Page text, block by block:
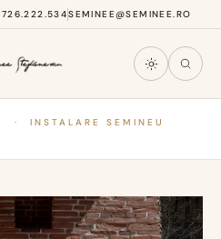
SEMINEE@SEMINEE.RO
·
INSTALARE SEMINEU